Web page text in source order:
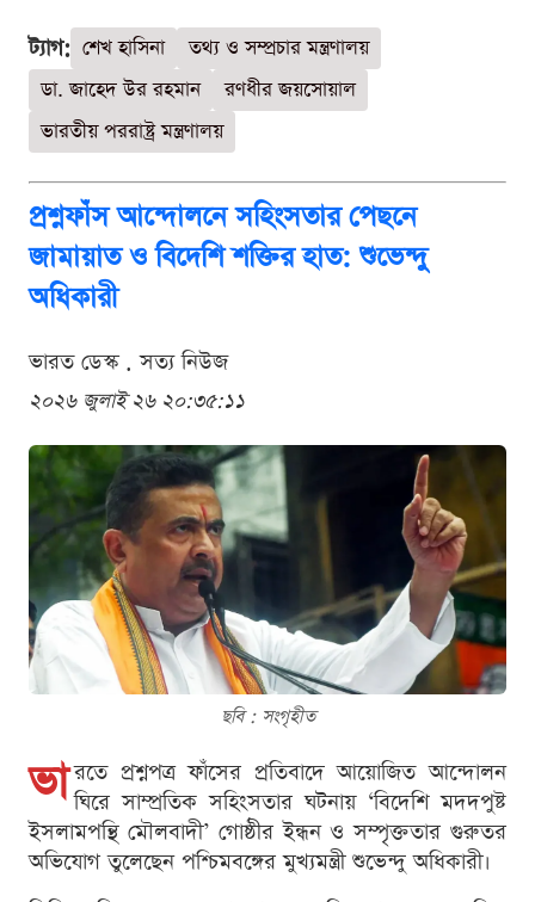
ট্যাগ: শেখ হাসিনা
তথ্য ও সম্প্রচার মন্ত্রণালয়
ডা. জাহেদ উর রহমান
রণধীর জয়সোয়াল
ভারতীয় পররাষ্ট্র মন্ত্রণালয়
প্রশ্নফাঁস আন্দোলনে সহিংসতার পেছনে
জামায়াত ও বিদেশি শক্তির হাত: শুভেন্দু
অধিকারী
ভারত ডেস্ক . সত্য নিউজ
২০২৬ জুলাই ২৬ ২০:৩৫:১১
ছবি : সংগৃহীত
ভা রতে প্রশ্নপত্র ফাঁসের প্রতিবাদে আয়োজিত আন্দোলন
ঘিরে সাম্প্রতিক সহিংসতার ঘটনায় ‘বিদেশি মদদপুষ্ট
ইসলামপন্থি মৌলবাদী’ গোষ্ঠীর ইন্ধন ও সম্পৃক্ততার গুরুতর
অভিযোগ তুলেছেন পশ্চিমবঙ্গের মুখ্যমন্ত্রী শুভেন্দু অধিকারী।